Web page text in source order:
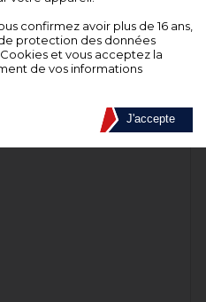
confirmez avoir plus de 16 ans,
protection des données
et vous acceptez la
de vos informations
J'accepte